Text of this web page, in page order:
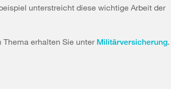
unterstreicht diese wichtige Arbeit der
erhalten Sie unter Militärversicherung.